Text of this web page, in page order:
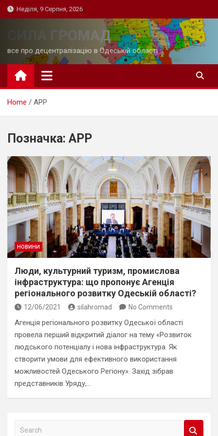
Skip
to
Неділя, 9 Серпня, 2026
СИЛА ГРОМАД
все про децентралізацію в Одеській області
Home АРР
Позначка: АРР
НОВИНИ
Люди, культурний туризм, промислова
інфраструктура: що пропонує Агенція
регіонального розвитку Одеській області?
12/06/2021 silahromad No Comments
Агенція регіонального розвитку Одеської області
провела перший відкритий діалог на тему «Розвиток
людського потенціалу і нова інфраструктура. Як
створити умови для ефективного використання
можливостей Одеського Регіону». Захід зібрав
представників Уряду,…